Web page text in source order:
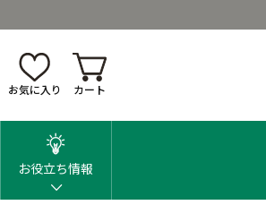
お気に入り カート
お役立ち情報